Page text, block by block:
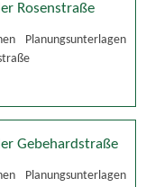
Rosenstraße
Planungsunterlagen
Gebehardstraße
Planungsunterlagen